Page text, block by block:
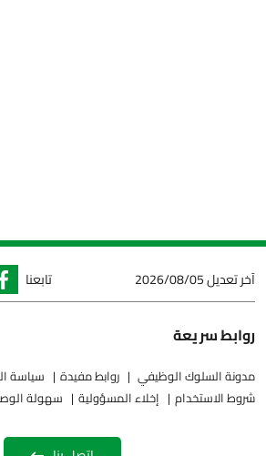
آخر تعديل2026/08/05 تابعنا
روابط سريعة
مدونة السلوك الوظيفي روابط مفيدة سياسة
شروط الاستخدام
إخلاء المسؤولية سهولة